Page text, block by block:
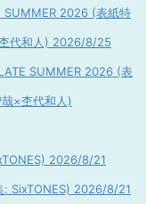
SUMMER 2026 (表紙特
代和人) 2026/8/25
SUMMER 2026 (表
×杢代和人)
2026/8/21
SixTONES) 2026/8/21